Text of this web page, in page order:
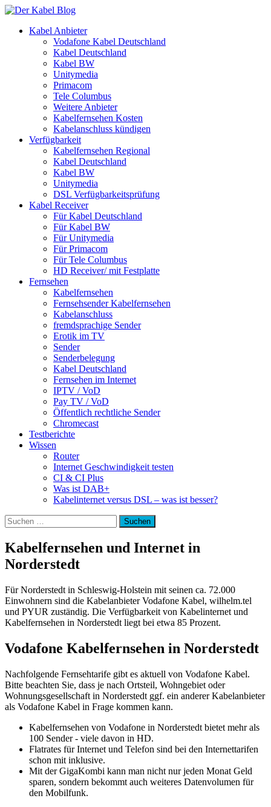
Kabel Anbieter
Vodafone Kabel Deutschland
Kabel Deutschland
Kabel BW
Unitymedia
Primacom
Tele Columbus
Weitere Anbieter
Kabelfernsehen Kosten
Kabelanschluss kündigen
Verfügbarkeit
Kabelfernsehen Regional
Kabel Deutschland
Kabel BW
Unitymedia
DSL Verfügbarkeitsprüfung
Kabel Receiver
Für Kabel Deutschland
Für Kabel BW
Für Unitymedia
Für Primacom
Für Tele Columbus
HD Receiver/ mit Festplatte
Fernsehen
Kabelfernsehen
Fernsehsender Kabelfernsehen
Kabelanschluss
fremdsprachige Sender
Erotik im TV
Sender
Senderbelegung
Kabel Deutschland
Fernsehen im Internet
IPTV / VoD
Pay TV / VoD
Öffentlich rechtliche Sender
Chromecast
Testberichte
Wissen
Router
Internet Geschwindigkeit testen
CI & CI Plus
Was ist DAB+
Kabelinternet versus DSL – was ist besser?
Suchen
nach:
Kabelfernsehen und Internet in
Norderstedt
Für Norderstedt in Schleswig-Holstein mit seinen ca. 72.000
Einwohnern sind die Kabelanbieter Vodafone Kabel, wilhelm.tel
und PYUR zuständig. Die Verfügbarkeit von Kabelinternet und
Kabelfernsehen in Norderstedt liegt bei etwa 85 Prozent.
Vodafone Kabelfernsehen in Norderstedt
Nachfolgende Fernsehtarife gibt es aktuell von Vodafone Kabel.
Bitte beachten Sie, dass je nach Ortsteil, Wohngebiet oder
Wohnungsgesellschaft in Norderstedt ggf. ein anderer Kabelanbieter
als Vodafone Kabel in Frage kommen kann.
Kabelfernsehen von Vodafone in Norderstedt bietet mehr als
100 Sender - viele davon in HD.
Flatrates für Internet und Telefon sind bei den Internettarifen
schon mit inklusive.
Mit der GigaKombi kann man nicht nur jeden Monat Geld
sparen, sondern bekommt auch weiteres Datenvolumen für
den Mobilfunk.